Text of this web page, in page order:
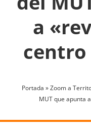
a
centro
Portada » Zoom a
MUT que apunta